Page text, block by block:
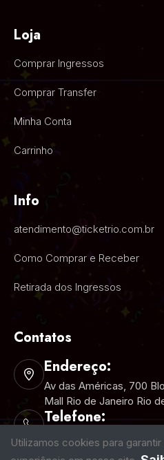
Loja
Comprar Ingressos
Comprar Transfer
Minha Conta
Carrinho
Info
atendimento@ticketrio.com.br
Como Comprar e Receber
Retirada dos Ingressos
Contatos
Endereço:
Av das Américas, 700
Mall Rio de Janeiro Rio
Telefone:
+55 (21) 2025-5000
Utilizamos cookies para garantir